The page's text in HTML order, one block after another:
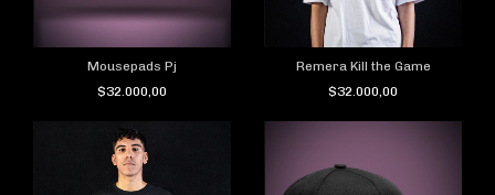
Mousepads Pj
$32.000,00
Remera Kill the Game
$32.000,00